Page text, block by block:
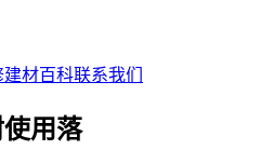
建材百科联系我们
用落